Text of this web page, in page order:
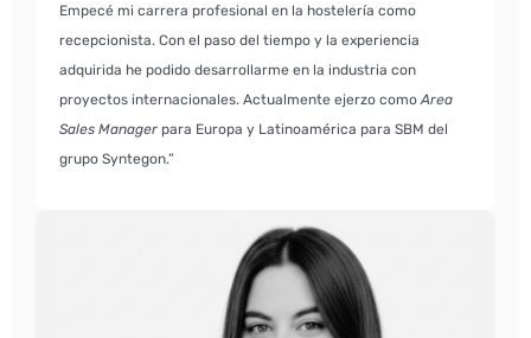
Empecé mi carrera profesional en la hostelería como
recepcionista. Con el paso del tiempo y la experiencia
adquirida he podido desarrollarme en la industria con
proyectos internacionales. Actualmente ejerzo comoArea
Sales Manager para Europa y Latinoamérica para SBM del
grupo Syntegon.”